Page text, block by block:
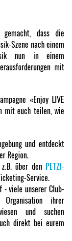
dass die
Szene nach einem
nun in einem
mit
«Enjoy LIVE
mit euch teilen, wie
und entdeckt
Region.
über den PETZI-
Service.
- viele unserer Club-
ihrer
und suchen
direkt bei eurem